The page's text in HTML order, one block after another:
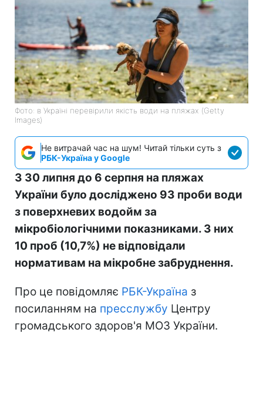
Фото: в Україні перевірили якість води на пляжах (Getty
Images)
Не витрачай час на шум! Читай тільки суть з
РБК-Україна у Google
З 30 липня до 6 серпня на пляжах
України було досліджено 93 проби води
з поверхневих водойм за
мікробіологічними показниками. З них
10 проб (10,7%) не відповідали
нормативам на мікробне забруднення.
Про це повідомляє РБК-Україна з
посиланням на пресслужбу Центру
громадського здоров'я МОЗ України.